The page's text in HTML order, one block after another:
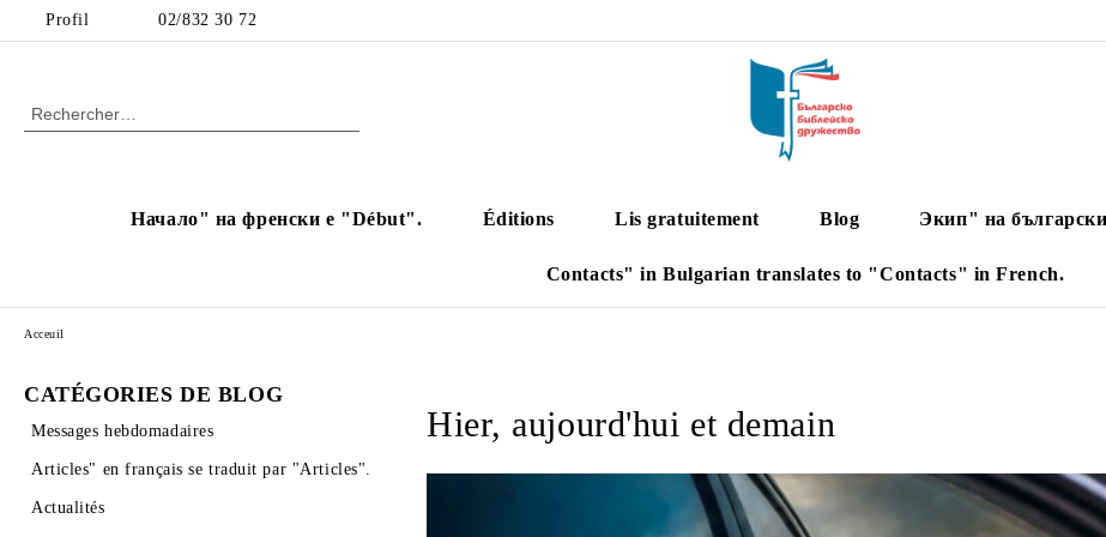
Profil 02/832 30 72
Начало" на френски е "Début". Éditions Lis gratuitement Blog Экип" на
Contacts" in Bulgarian translates to "Contacts" in French.
CATÉGORIES DE BLOG
Messages hebdomadaires
Articles" en français se traduit par "Articles".
Actualités
Acceuil
Hier, aujourd'hui et demain